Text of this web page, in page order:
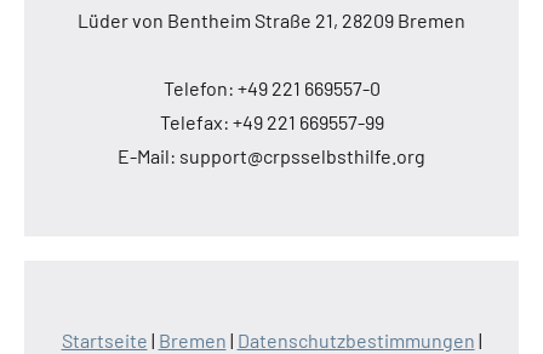
Lüder von Bentheim Straße 21, 28209 Bremen
Telefon: +49 221 669557-0
Telefax: +49 221 669557-99
E-Mail: support@crpsselbsthilfe.org
Startseite | Bremen | Datenschutzbestimmungen |